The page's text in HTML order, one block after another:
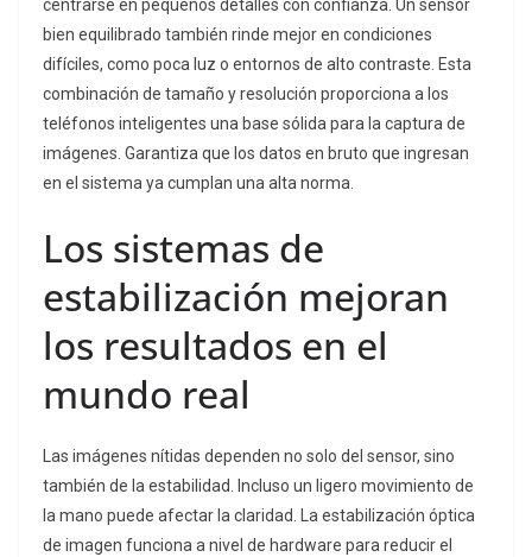
centrarse en pequeños detalles con confianza. Un sensor
bien equilibrado también rinde mejor en condiciones
difíciles, como poca luz o entornos de alto contraste. Esta
combinación de tamaño y resolución proporciona a los
teléfonos inteligentes una base sólida para la captura de
imágenes. Garantiza que los datos en bruto que ingresan
en el sistema ya cumplan una alta norma.
Los sistemas de
estabilización mejoran
los resultados en el
mundo real
Las imágenes nítidas dependen no solo del sensor, sino
también de la estabilidad. Incluso un ligero movimiento de
la mano puede afectar la claridad. La estabilización óptica
de imagen funciona a nivel de hardware para reducir el